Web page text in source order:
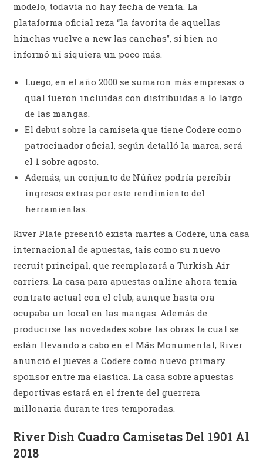
modelo, todavía no hay fecha de venta. La
plataforma oficial reza “la favorita de aquellas
hinchas vuelve a new las canchas”, si bien no
informó ni siquiera un poco más.
Luego, en el año 2000 se sumaron más empresas o
qual fueron incluidas con distribuidas a lo largo
de las mangas.
El debut sobre la camiseta que tiene Codere como
patrocinador oficial, según detalló la marca, será
el 1 sobre agosto.
Además, un conjunto de Núñez podría percibir
ingresos extras por este rendimiento del
herramientas.
River Plate presentó exista martes a Codere, una casa
internacional de apuestas, tais como su nuevo
recruit principal, que reemplazará a Turkish Air
carriers. La casa para apuestas online ahora tenía
contrato actual con el club, aunque hasta ora
ocupaba un local en las mangas. Además de
producirse las novedades sobre las obras la cual se
están llevando a cabo en el Mâs Monumental, River
anunció el jueves a Codere como nuevo primary
sponsor entre ma elastica. La casa sobre apuestas
deportivas estará en el frente del guerrera
millonaria durante tres temporadas.
River Dish Cuadro Camisetas Del 1901 Al
2018